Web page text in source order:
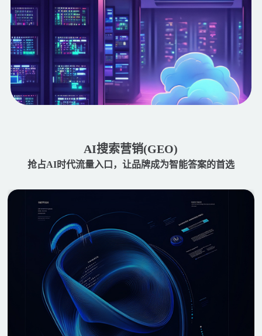
AI搜索营销(GEO)
抢占AI时代流量入口，让品牌成为智能答案的首选